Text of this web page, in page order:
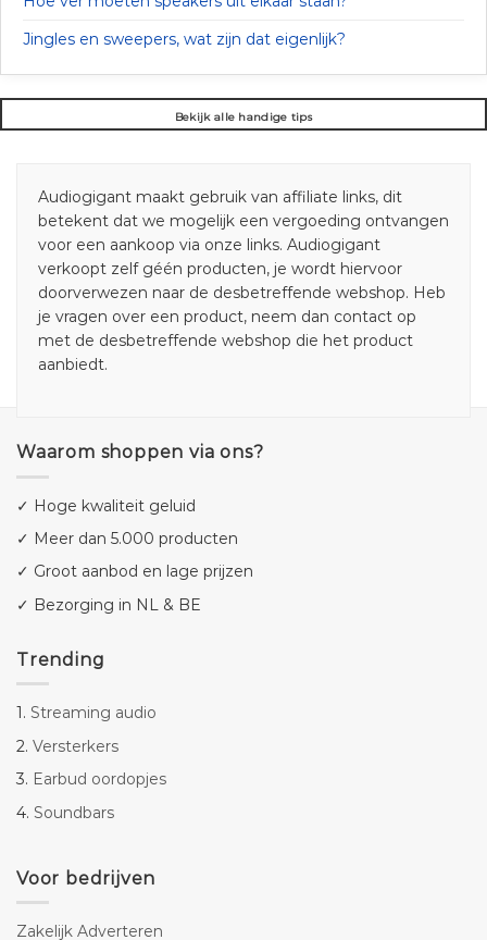
Jingles en sweepers, wat zijn dat eigenlijk?
Bekijk alle handige tips
Audiogigant maakt gebruik van affiliate links, dit
betekent dat we mogelijk een vergoeding ontvangen
voor een aankoop via onze links. Audiogigant
verkoopt zelf géén producten, je wordt hiervoor
doorverwezen naar de desbetreffende webshop. Heb
je vragen over een product, neem dan contact op
met de desbetreffende webshop die het product
aanbiedt.
Waarom shoppen via ons?
✓ Hoge kwaliteit geluid
✓ Meer dan 5.000 producten
✓ Groot aanbod en lage prijzen
✓ Bezorging in NL & BE
Trending
1. Streaming audio
2. Versterkers
3. Earbud oordopjes
4. Soundbars
Voor bedrijven
Zakelijk Adverteren